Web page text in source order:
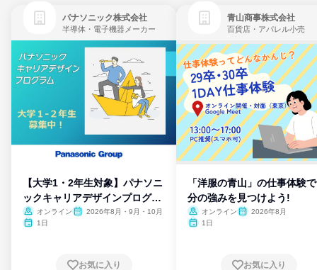
パナソニック株式会社
半導体・電子機器メーカー
【大学1・2年生対象】パナソニ
ックキャリアデザインプログラ
ム
オンライン
2026年8月・9月・10月
1日
お気に入り
青山商事株式会社
百貨店・アパレル小売
「洋服の青山」の仕事体験
分の強みを見つけよう!
オンライン
2026年8月
1日
お気に入り